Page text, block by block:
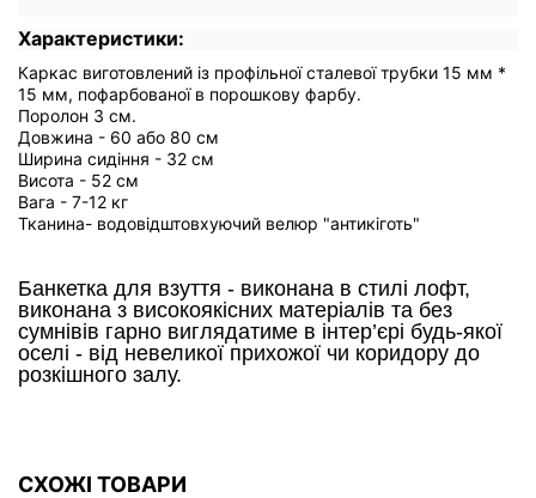
Характеристики:
Каркас виготовлений із профільної сталевої трубки 15 мм *
15 мм, пофарбованої в порошкову фарбу.
Поролон 3 см.
Довжина - 60 або 80 см
Ширина сидіння - 32 см
Висота - 52 см
Вага - 7-12 кг
Тканина- водовідштовхуючий велюр "антикіготь"
Банкетка для взуття - виконана в стилі лофт,
виконана з високоякісних матеріалів та без
сумнівів гарно виглядатиме в інтер’єрі будь-якої
оселі - від невеликої прихожої чи коридору до
розкішного залу.
СХОЖІ ТОВАРИ